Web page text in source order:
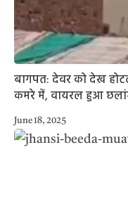
बागपत: देवर को देख
कमरे में, वायरल हुआ
June 18, 2025